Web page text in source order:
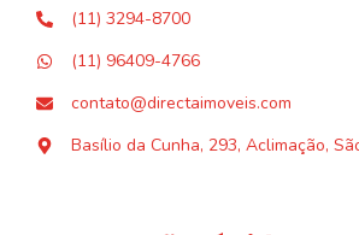
(11) 3294-8700
(11) 96409-4766
contato@directaimoveis.com
Basílio da Cunha, 293, Aclimação,